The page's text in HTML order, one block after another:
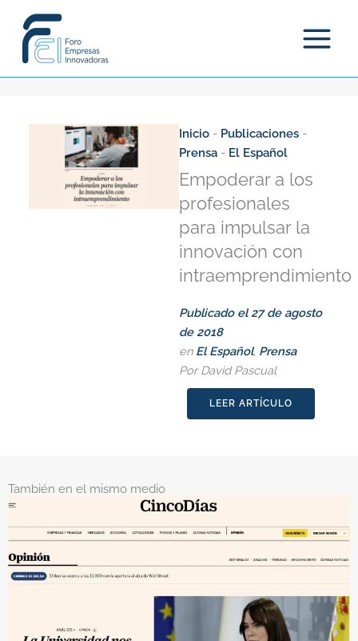
contenido
Inicio - Publicaciones -
Prensa - El Español
Empoderar a los
profesionales
para impulsar la
innovación con
intraemprendimiento
Publicado el 27 de agosto
de 2018
en El Español, Prensa
Por David Pascual
LEER ARTÍCULO
También en el mismo medio